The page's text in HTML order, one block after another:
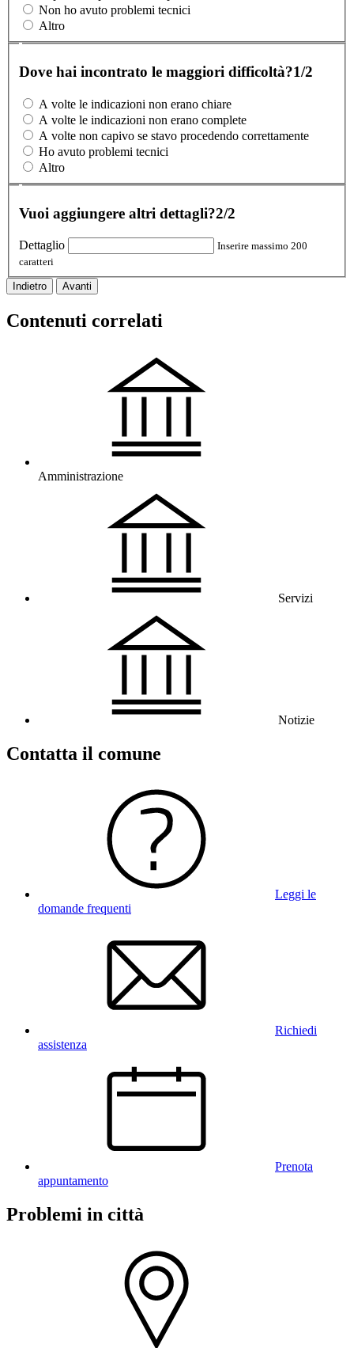
Non ho avuto problemi tecnici
Altro
Dove hai incontrato le maggiori difficoltà?1/2
A volte le indicazioni non erano chiare
A volte le indicazioni non erano complete
A volte non capivo se stavo procedendo correttamente
Ho avuto problemi tecnici
Altro
Vuoi aggiungere altri dettagli?2/2
Dettaglio
Inserire massimo 200
caratteri
Indietro Avanti
Contenuti correlati
Amministrazione
Servizi
Notizie
Contatta il comune
Leggi le
domande frequenti
Richiedi
assistenza
Prenota
appuntamento
Problemi in città